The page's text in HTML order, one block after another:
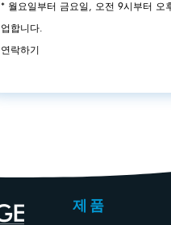
* 월요일부터 금요일, 오전 9시부터
업합니다.
연락하기
제품